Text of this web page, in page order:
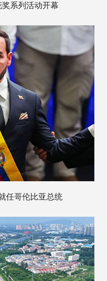
系列活动开幕
任哥伦比亚总统